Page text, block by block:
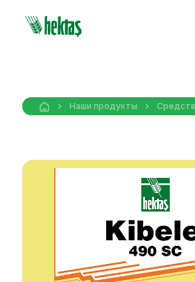
Наши продукты